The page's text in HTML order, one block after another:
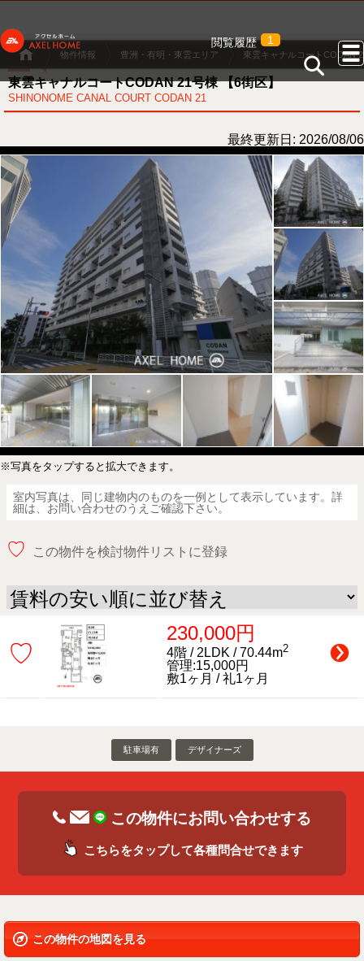
閲覧履歴 1
物件情報 豊洲・有明・東雲エリア 東雲キャナルコートCODAN
東雲キャナルコートCODAN 21号棟 【6街区】
SHINONOME CANAL COURT CODAN 21
最終更新日: 2026/08/06
※写真をタップすると拡大できます。
室内写真は、同じ建物内のものを一例として表示しています。詳
細は、お問い合わせのうえご確認下さい。
♡ この物件を検討物件リストに登録
♡
230,000円
4階 / 2LDK / 70.44m2
管理:15,000円
敷1ヶ月 / 礼1ヶ月
駐車場有 デザイナーズ
この物件にお問い合わせする
こちらをタップして各種問合せできます
この物件の地図を見る